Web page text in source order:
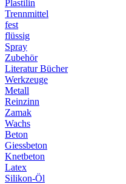
Plastilin
Trennmittel
fest
flüssig
Spray
Zubehör
Literatur Bücher
Werkzeuge
Metall
Reinzinn
Zamak
Wachs
Beton
Giessbeton
Knetbeton
Latex
Silikon-Öl